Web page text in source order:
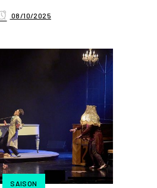
08/10/2025
SAISON